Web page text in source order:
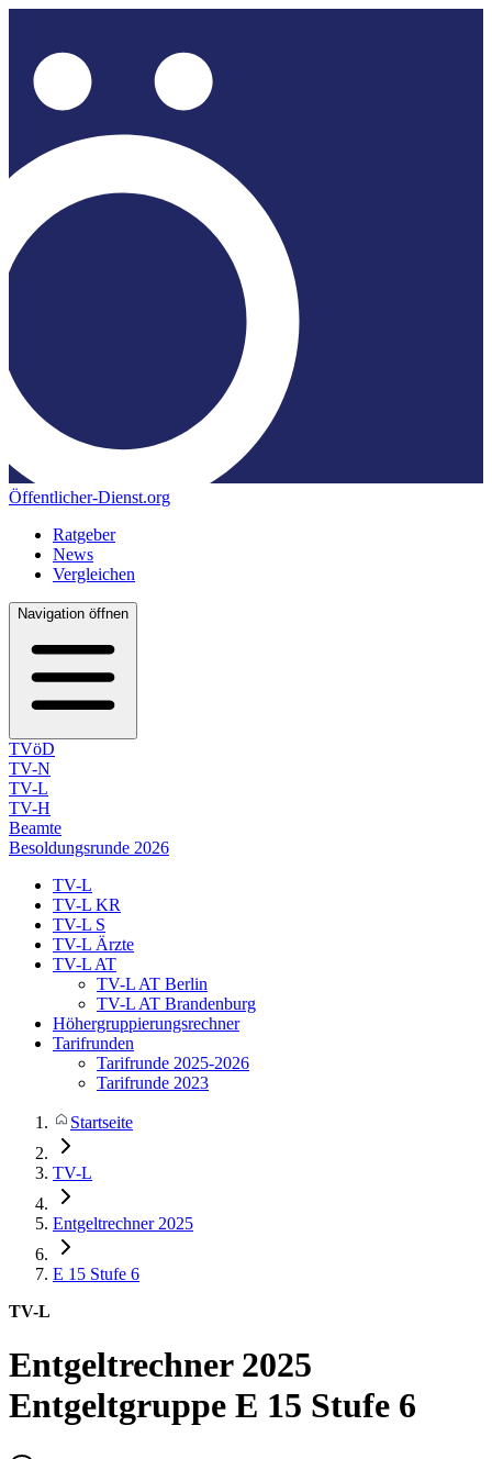
Öffentlicher-Dienst.org
Ratgeber
News
Vergleichen
Navigation öffnen
TVöD
TV-N
TV-L
TV-H
Beamte
Besoldungsrunde 2026
TV-L
TV-L KR
TV-L S
TV-L Ärzte
TV-L AT
TV-L AT Berlin
TV-L AT Brandenburg
Höhergruppierungsrechner
Tarifrunden
Tarifrunde 2025-2026
Tarifrunde 2023
Startseite
TV-L
Entgeltrechner 2025
E 15 Stufe 6
TV-L
Entgeltrechner 2025
Entgeltgruppe E 15 Stufe 6